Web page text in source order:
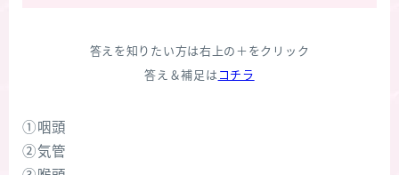
答えを知りたい方は右上の＋をクリック
答え＆補足は コチラ
①咽頭
②気管